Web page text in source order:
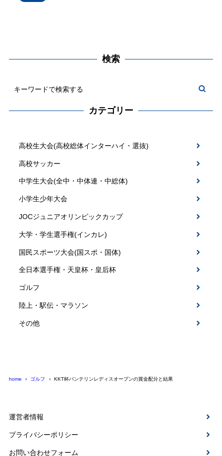
検索
カテゴリー
高校生大会(高校総体インターハイ・選抜)
高校サッカー
中学生大会(全中・中体連・中総体)
小学生少年大会
JOCジュニアオリンピックカップ
大学・学生選手権(インカレ)
国民スポーツ大会(国スポ・国体)
全日本選手権・天皇杯・皇后杯
ゴルフ
陸上・駅伝・マラソン
その他
home ゴルフ KKT杯バンテリンレディスオープンの賞金配分と結果
運営者情報
プライバシーポリシー
お問い合わせフォーム